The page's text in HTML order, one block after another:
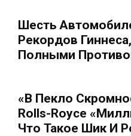
Шесть
Рекордов
Полными
«В Пекло
Rolls-Royce
Что Такое Шик И